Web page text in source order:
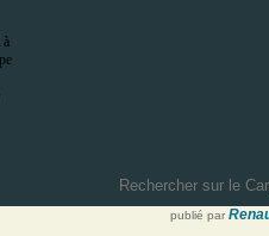
publié par